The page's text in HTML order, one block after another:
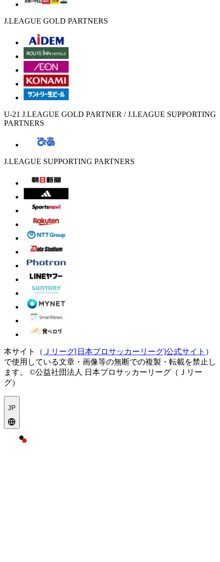
J.LEAGUE GOLD PARTNERS
U-21 J.LEAGUE GOLD PARTNER / J.LEAGUE SUPPORTING
PARTNERS
J.LEAGUE SUPPORTING PARTNERS
本サイト（ Ｊリーグ[日本プロサッカーリーグ]公式サイト ）
で使用している文章・画像等の無断での複製・転載を禁止し
ます。
©公益社団法人 日本プロサッカーリーグ（Ｊリー
グ）
JP